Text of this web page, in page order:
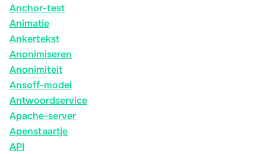
Anchor-test
Animatie
Ankertekst
Anonimiseren
Anonimiteit
Ansoff-model
Antwoordservice
Apache-server
Apenstaartje
API